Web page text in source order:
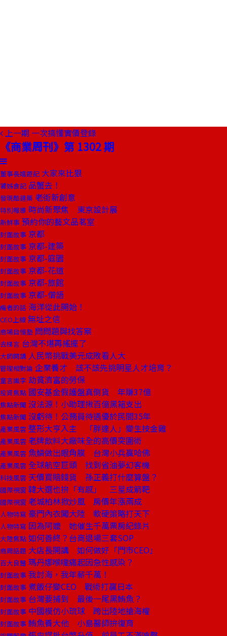
上一期 一次搞懂實價登錄
《商業周刊》第 1302 期
董事長嬉遊記 大家來比狠
饕姊食記 品蟹去！
發現酷建築 老街新創意
特別報導 時尚新聚焦 東京設計展
新鮮事 預約你的藝文品茗室
封面故事 京都
封面故事 京都-建築
封面故事 京都-庭園
封面故事 京都-花道
封面故事 京都-旅館
封面故事 京都-僧語
編者的話 海洋從此開始！
CEO上線 無址之信
商場自慢塾 問問題與找答案
去梯言 台灣不堪再搖擺了
大師開講 人民幣挑戰美元成敗看人大
管理相對論 企業養才 該不該先挑明星人才培育？
童言識李 劫貧濟富的勞保
投資焦點 國安基金假護盤真倒貨 年賺37億
焦點新聞 沒法源！小助理揪百億黑箱支出
焦點新聞 沒虧待！公務員待遇優於民間35年
產業風雲 整形大亨入主 「胖達人」變生技金雞
產業風雲 老牌飲料大廠味全的高價突圍術
產業風雲 魚鱗做出眼角膜 台灣小兵贏哈佛
產業風雲 全球航空巨頭 找到省油夢幻客機
科技風雲 天價買賠錢貨 孫正義打什麼算盤？
國際視窗 韓大選也拚「有感」 三星成箭靶
國際視窗 老城柏林掀炒風 房價年漲兩成
人物特寫 豪門內衣闖大陸 軟硬策略打天下
人物特寫 因為阿嬤 她催生千萬票房紀錄片
大陸焦點 如何善終？台商退場三套SOP
商周話題 大店長開講 如何做好「門市CEO」
百大良醫 瑪丹娜喉嚨痛起因急性感染？
封面故事 我討海，我年薪千萬！
封面故事 煮飯仔變CEO 戰術打贏日本
封面故事 台灣要捕到 最後一尾黑鮪魚？
封面故事 中國模仿小琉球 跨出陸地搶海權
封面故事 鮪魚養大他 小島醫師拚復育